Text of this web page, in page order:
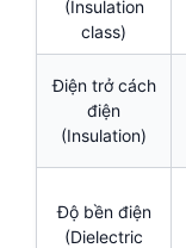
(Insulation
class)
Điện trở cách
điện
(Insulation)
Độ bền điện
(Dielectric